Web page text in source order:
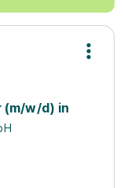
(m/w/d) in